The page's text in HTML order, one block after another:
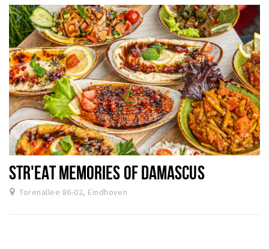
STR'EAT MEMORIES OF DAMASCUS
Torenallee 86-02, Eindhoven